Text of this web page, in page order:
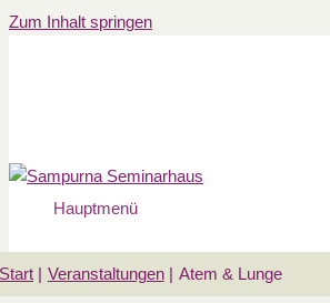
Zum Inhalt springen
Hauptmenü
Start Veranstaltungen Atem & Lunge